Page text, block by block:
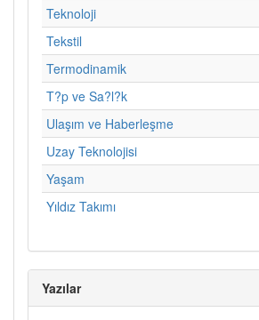
Teknoloji
Tekstil
Termodinamik
T?p ve Sa?l?k
Ulaşım ve Haberleşme
Uzay Teknolojisi
Yaşam
Yıldız Takımı
Yazılar